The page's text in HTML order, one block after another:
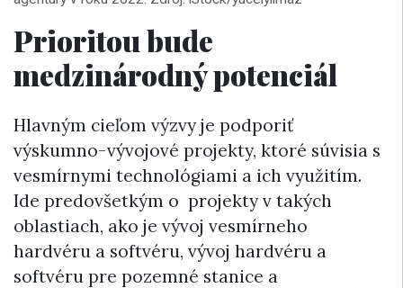
Prioritou bude
medzinárodný potenciál
Hlavným cieľom výzvy je podporiť
výskumno-vývojové projekty, ktoré súvisia s
vesmírnymi technológiami a ich využitím.
Ide predovšetkým o projekty v takých
oblastiach, ako je vývoj vesmírneho
hardvéru a softvéru, vývoj hardvéru a
softvéru pre pozemné stanice a